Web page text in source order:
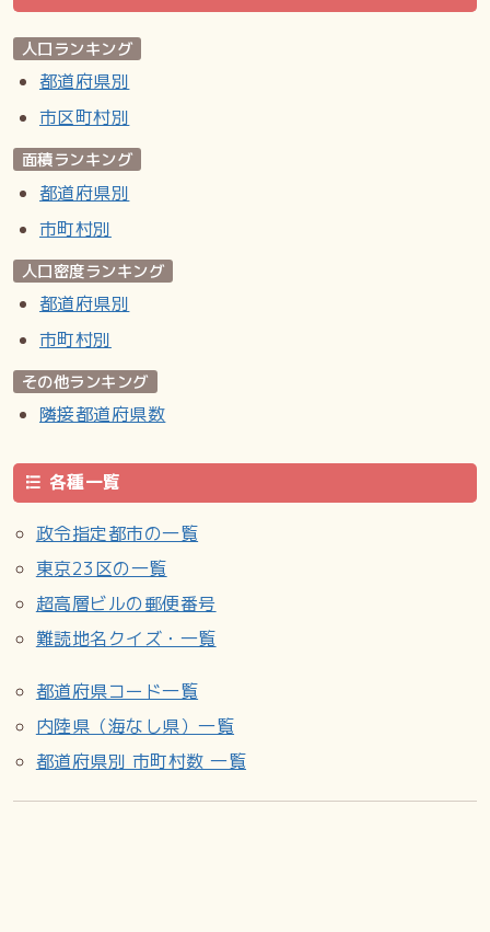
人口ランキング
都道府県別
市区町村別
面積ランキング
都道府県別
市町村別
人口密度ランキング
都道府県別
市町村別
その他ランキング
隣接都道府県数
各種一覧
政令指定都市の一覧
東京23区の一覧
超高層ビルの郵便番号
難読地名クイズ・一覧
都道府県コード一覧
内陸県（海なし県）一覧
都道府県別 市町村数 一覧